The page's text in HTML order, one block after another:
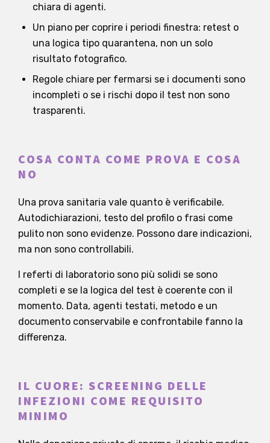
chiara di agenti.
Un piano per coprire i periodi finestra: retest o
una logica tipo quarantena, non un solo
risultato fotografico.
Regole chiare per fermarsi se i documenti sono
incompleti o se i rischi dopo il test non sono
trasparenti.
COSA CONTA COME PROVA E COSA
NO
Una prova sanitaria vale quanto è verificabile.
Autodichiarazioni, testo del profilo o frasi come
pulito non sono evidenze. Possono dare indicazioni,
ma non sono controllabili.
I referti di laboratorio sono più solidi se sono
completi e se la logica del test è coerente con il
momento. Data, agenti testati, metodo e un
documento conservabile e confrontabile fanno la
differenza.
IL CUORE: SCREENING DELLE
INFEZIONI COME REQUISITO
MINIMO